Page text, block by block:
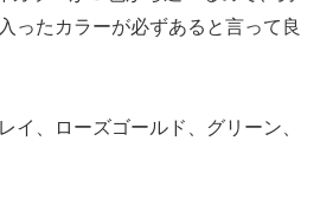
ったカラーが必ずあると言って良
イ、ローズゴールド、グリーン、